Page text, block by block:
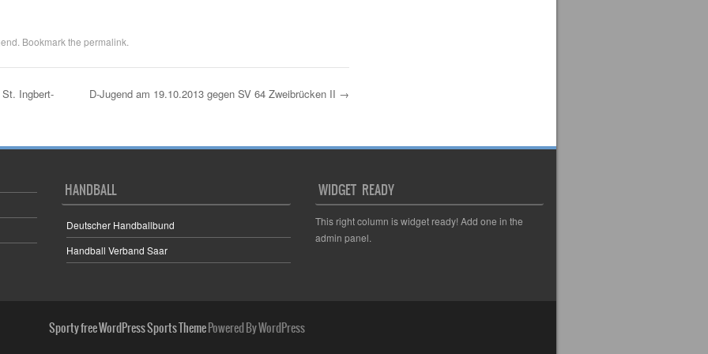
. Bookmark the permalink
Ingbert-
D-Jugend am 19.10.2013 gegen SV 64 Zweibrücken II →
HANDBALL
Deutscher Handballbund
Handball Verband Saar
WIDGET READY
This right column is widget ready! Add one in the
admin panel.
Sporty free WordPress Sports ThemePowered By WordPress